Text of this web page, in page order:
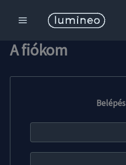
A fiókom
Belépés